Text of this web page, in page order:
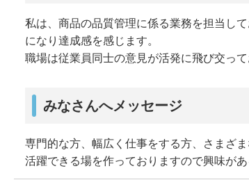
私は、商品の品質管理に係る業務を担当し
になり達成感を感じます。
職場は従業員同士の意見が活発に飛び交っ
みなさんへメッセージ
専門的な方、幅広く仕事をする方、さまざ
活躍できる場を作っておりますので興味が